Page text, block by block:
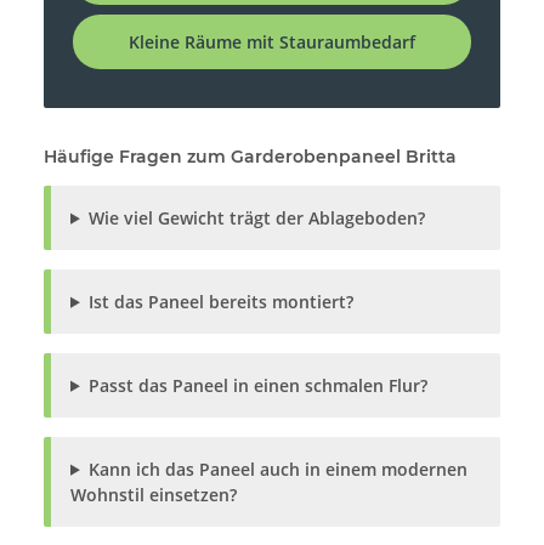
Kleine Räume mit Stauraumbedarf
Häufige Fragen zum Garderobenpaneel Britta
Wie viel Gewicht trägt der Ablageboden?
Ist das Paneel bereits montiert?
Passt das Paneel in einen schmalen Flur?
Kann ich das Paneel auch in einem modernen
Wohnstil einsetzen?